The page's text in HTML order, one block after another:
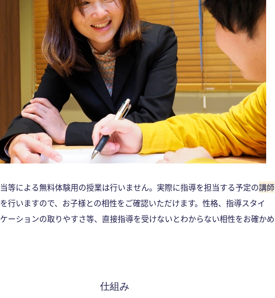
等による無料体験用の授業は行いません。実際に指導を担当する予定の講師
を行いますので、お子様との相性をご確認いただけます。性格、指導スタイ
ーションの取りやすさ等、直接指導を受けないとわからない相性をお確かめ
仕組み